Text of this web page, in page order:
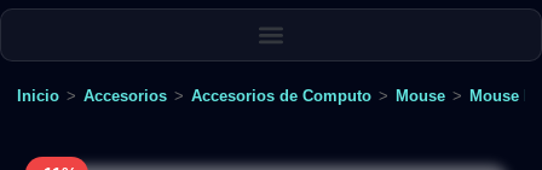
Inicio > Accesorios > Accesorios de Computo > Mouse > Mouse